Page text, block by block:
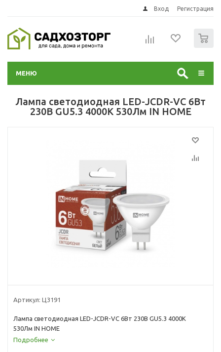
Вход Регистрация
МЕНЮ
Лампа светодиодная LED-JCDR-VC 6Вт
230В GU5.3 4000К 530Лм IN HOME
Артикул: Ц3191
Лампа светодиодная LED-JCDR-VC 6Вт 230В GU5.3 4000К
530Лм IN HOME
Подробнее